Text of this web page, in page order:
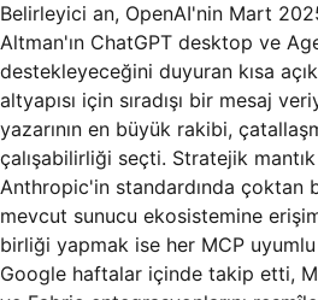
Belirleyici an, OpenAI'nin Mart
Altman'ın ChatGPT desktop ve
destekleyeceğini duyuran kısa
altyapısı için sıradışı bir mesaj
yazarının en büyük rakibi,
çalışabilirliği seçti. Stratejik
Anthropic'in standardında çoktan
mevcut sunucu ekosistemine
birliği yapmak ise her MCP
Google haftalar içinde takip etti,